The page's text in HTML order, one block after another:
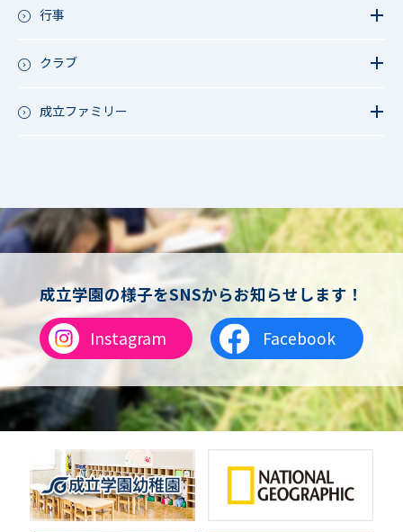
アース・プロジェクト
今日の1枚～ｸﾗｽ&ｸﾗﾌﾞ編～
行事
成立祭（文化祭）
クラブ
軟式野球
女子バスケットボール
男女バスケットボール（中学）
男子バドミントン
女子バドミントン
チアリーディング
総合格闘技
合気道
女子テニス
男子バレーボール
体操
ダンス
英会話
音楽（コーラス）
地域ボランティア
美術
マルチメディア
成立ファミリー
成立学園の様子をSNSからお知らせします！
Instagram
Facebook